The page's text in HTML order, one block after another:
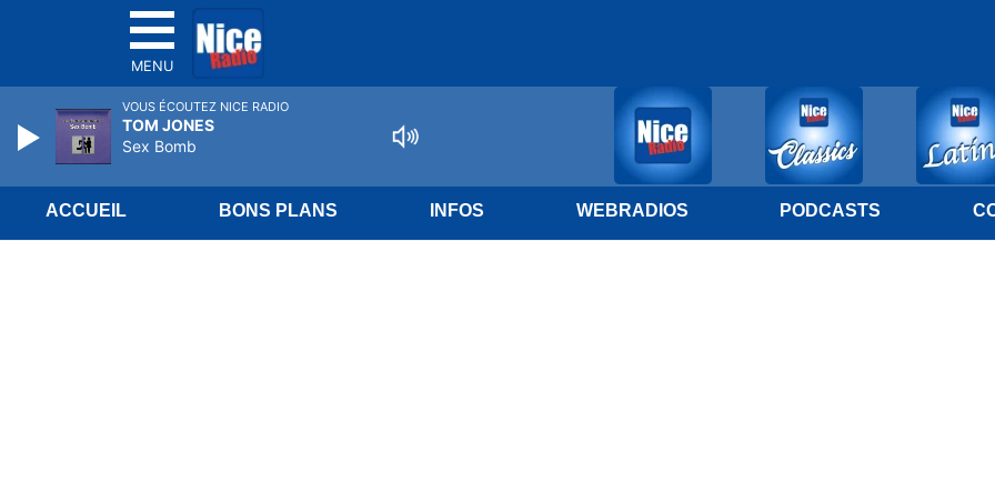
MENU
ACCUEIL BONS PLANS INFOS WEBRADIOS PODCASTS
VOUS ÉCOUTEZ NICE RADIO
TOM JONES
Sex Bomb